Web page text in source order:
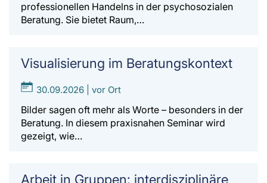
professionellen Handelns in der psychosozialen
Beratung. Sie bietet Raum,…
Visualisierung im Beratungskontext
30.09.2026 | vor Ort
Bilder sagen oft mehr als Worte – besonders in der
Beratung. In diesem praxisnahen Seminar wird
gezeigt, wie…
Arbeit in Gruppen: interdisziplinäre